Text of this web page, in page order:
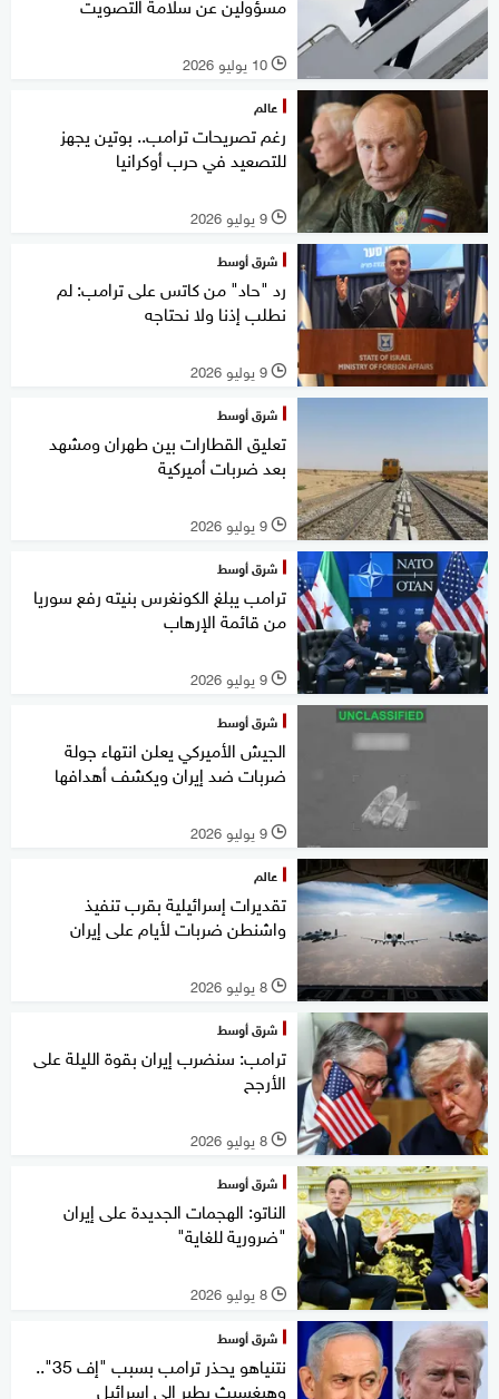
l 10 يوليو 2026
عالم
رغم تصريحات ترامب.. بوتين يجهز
للتصعيد في حرب أوكرانيا
l 9 يوليو 2026
شرق أوسط
رد "حاد" من كاتس على ترامب: لم
نطلب إذنا ولا نحتاجه
l 9 يوليو 2026
شرق أوسط
تعليق القطارات بين طهران ومشهد
بعد ضربات أميركية
l 9 يوليو 2026
شرق أوسط
ترامب يبلغ الكونغرس بنيته رفع سوريا
من قائمة الإرهاب
l 9 يوليو 2026
شرق أوسط
الجيش الأميركي يعلن انتهاء جولة
ضربات ضد إيران ويكشف أهدافها
l 9 يوليو 2026
عالم
تقديرات إسرائيلية بقرب تنفيذ
واشنطن ضربات لأيام على إيران
l 8 يوليو 2026
شرق أوسط
ترامب: سنضرب إيران بقوة الليلة على
الأرجح
l 8 يوليو 2026
شرق أوسط
الناتو: الهجمات الجديدة على إيران
"ضرورية للغاية"
l 8 يوليو 2026
شرق أوسط
نتنياهو يحذر ترامب بسبب "إف 35"..
وهيغسيث يطير إلى إسرائيل